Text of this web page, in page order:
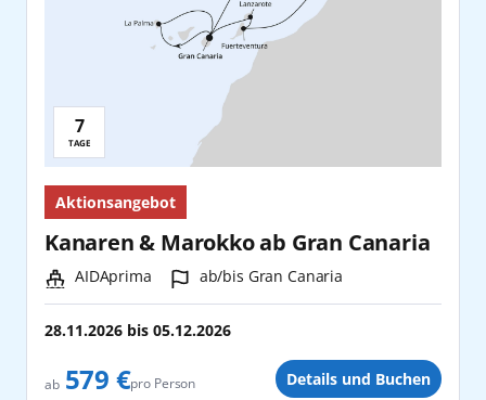
Reisedauer:
7
TAGE
Aktionsangebot
Kanaren & Marokko ab Gran Canaria
Schiff:
AIDAprima Hafen:
ab/bis Gran Canaria
28.11.2026 bis 05.12.2026
ab 579 €pro Person Details und Buchen